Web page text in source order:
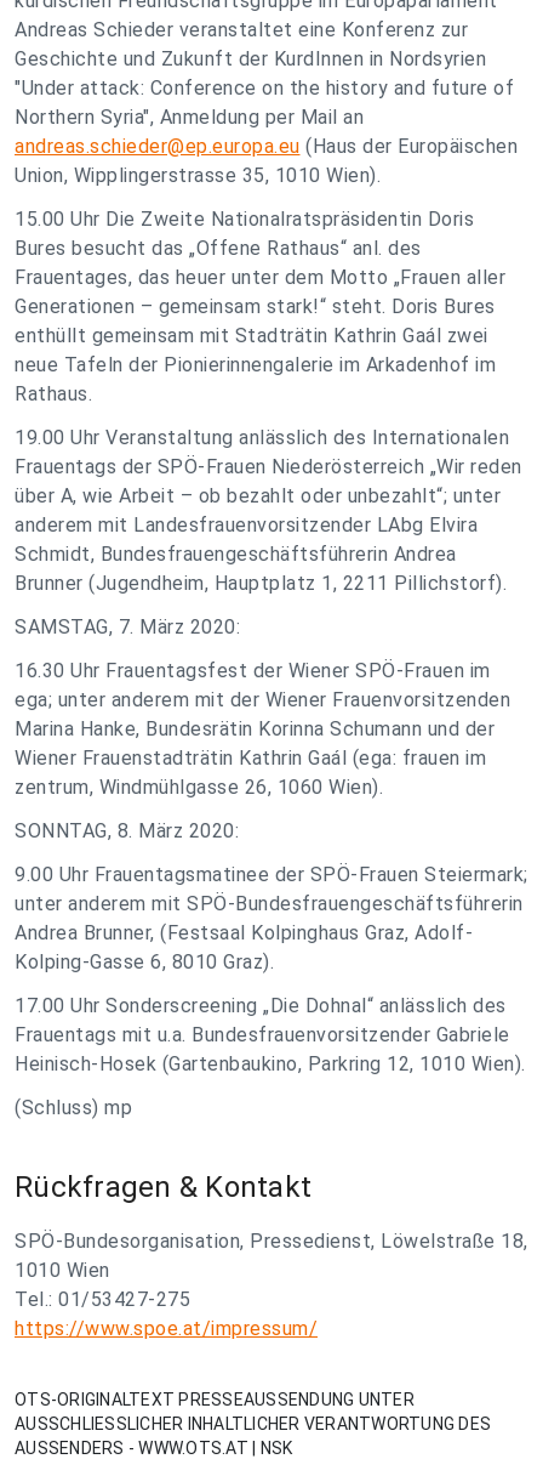
Andreas Schieder veranstaltet eine Konferenz zur
Geschichte und Zukunft der KurdInnen in Nordsyrien
"Under attack: Conference on the history and future of
Northern Syria", Anmeldung per Mail an
andreas.schieder@ep.europa.eu (Haus der Europäischen
Union, Wipplingerstrasse 35, 1010 Wien).
15.00 Uhr Die Zweite Nationalratspräsidentin Doris
Bures besucht das „Offene Rathaus“ anl. des
Frauentages, das heuer unter dem Motto „Frauen aller
Generationen – gemeinsam stark!“ steht. Doris Bures
enthüllt gemeinsam mit Stadträtin Kathrin Gaál zwei
neue Tafeln der Pionierinnengalerie im Arkadenhof im
Rathaus.
19.00 Uhr Veranstaltung anlässlich des Internationalen
Frauentags der SPÖ-Frauen Niederösterreich „Wir reden
über A, wie Arbeit – ob bezahlt oder unbezahlt“; unter
anderem mit Landesfrauenvorsitzender LAbg Elvira
Schmidt, Bundesfrauengeschäftsführerin Andrea
Brunner (Jugendheim, Hauptplatz 1, 2211 Pillichstorf).
SAMSTAG, 7. März 2020:
16.30 Uhr Frauentagsfest der Wiener SPÖ-Frauen im
ega; unter anderem mit der Wiener Frauenvorsitzenden
Marina Hanke, Bundesrätin Korinna Schumann und der
Wiener Frauenstadträtin Kathrin Gaál (ega: frauen im
zentrum, Windmühlgasse 26, 1060 Wien).
SONNTAG, 8. März 2020:
9.00 Uhr Frauentagsmatinee der SPÖ-Frauen Steiermark;
unter anderem mit SPÖ-Bundesfrauengeschäftsführerin
Andrea Brunner, (Festsaal Kolpinghaus Graz, Adolf-
Kolping-Gasse 6, 8010 Graz).
17.00 Uhr Sonderscreening „Die Dohnal“ anlässlich des
Frauentags mit u.a. Bundesfrauenvorsitzender Gabriele
Heinisch-Hosek (Gartenbaukino, Parkring 12, 1010 Wien).
(Schluss) mp
Rückfragen & Kontakt
SPÖ-Bundesorganisation, Pressedienst, Löwelstraße 18,
1010 Wien
Tel.: 01/53427-275
https://www.spoe.at/impressum/
OTS-ORIGINALTEXT PRESSEAUSSENDUNG UNTER
AUSSCHLIESSLICHER INHALTLICHER VERANTWORTUNG DES
AUSSENDERS - WWW.OTS.AT | NSK